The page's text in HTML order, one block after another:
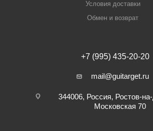
Условия доставки
Обмен и возврат
+7 (995) 435-20-20
mail@guitarget.ru
344006, Россия, Ростов-
Московская 70